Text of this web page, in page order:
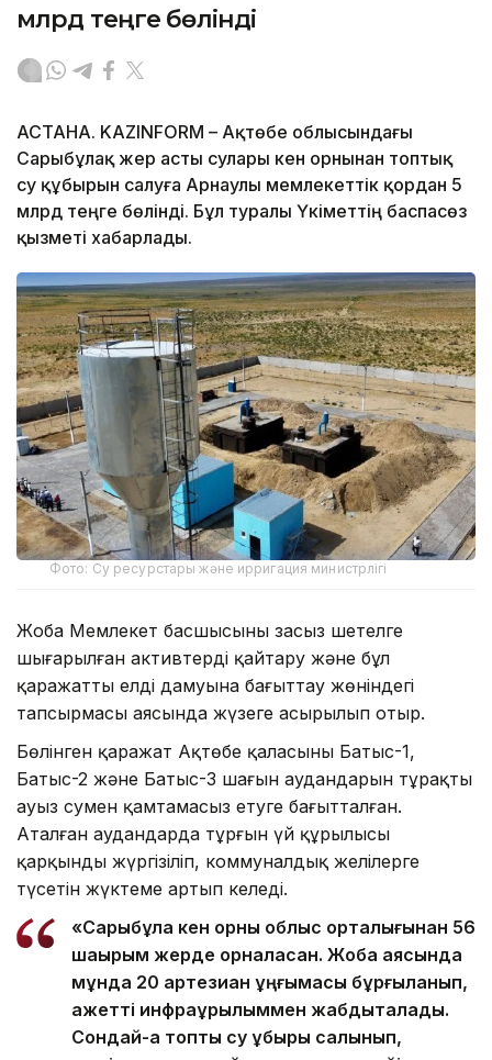
млрд теңге бөлінді
АСТАНА. KAZINFORM – Ақтөбе облысындағы
Сарыбұлақ жер асты сулары кен орнынан топтық
су құбырын салуға Арнаулы мемлекеттік қордан 5
млрд теңге бөлінді. Бұл туралы Үкіметтің баспасөз
қызметі хабарлады.
Фото: Су ресурстары және ирригация министрлігі
Жоба Мемлекет басшысының заңсыз шетелге
шығарылған активтерді қайтару және бұл
қаражатты елдің дамуына бағыттау жөніндегі
тапсырмасы аясында жүзеге асырылып отыр.
Бөлінген қаражат Ақтөбе қаласының Батыс-1,
Батыс-2 және Батыс-3 шағын аудандарын тұрақты
ауыз сумен қамтамасыз етуге бағытталған.
Аталған аудандарда тұрғын үй құрылысы
қарқынды жүргізіліп, коммуналдық желілерге
түсетін жүктеме артып келеді.
«Сарыбұлақ кен орны облыс орталығынан 56
шақырым жерде орналасқан. Жоба аясында
мұнда 20 артезиан ұңғымасы бұрғыланып,
қажетті инфрақұрылыммен жабдықталады.
Сондай-ақ топтық су құбыры салынып,